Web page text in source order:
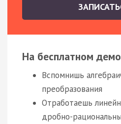
На бесплатном
Вспомнишь
преобразования
Отработаешь
дробно-